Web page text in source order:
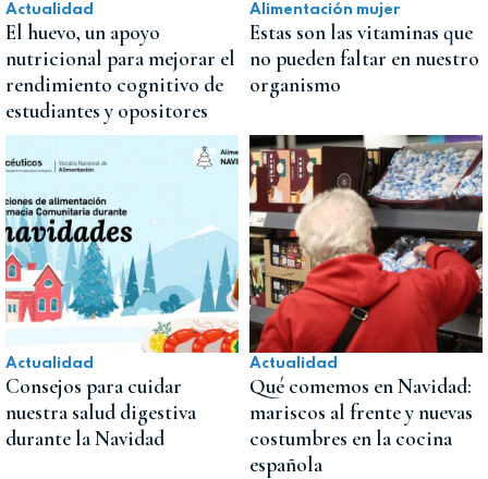
Actualidad
El huevo, un apoyo
nutricional para mejorar el
rendimiento cognitivo de
estudiantes y opositores
Alimentación mujer
Estas son las vitaminas que
no pueden faltar en nuestro
organismo
Actualidad
Consejos para cuidar
nuestra salud digestiva
durante la Navidad
Actualidad
Qué comemos en Navidad:
mariscos al frente y nuevas
costumbres en la cocina
española